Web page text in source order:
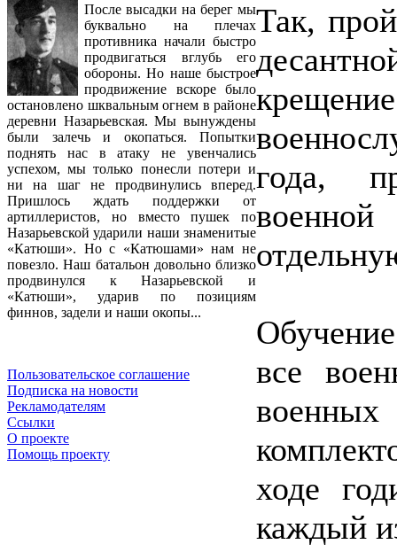
После высадки на берег мы
буквально на плечах
противника начали быстро
продвигаться вглубь его
обороны. Но наше быстрое
продвижение вскоре было
остановлено шквальным огнем в районе
деревни Назарьевская. Мы вынуждены
были залечь и окопаться. Попытки
поднять нас в атаку не увенчались
успехом, мы только понесли потери и
ни на шаг не продвинулись вперед.
Пришлось ждать поддержки от
артиллеристов, но вместо пушек по
Назарьевской ударили наши знаменитые
«Катюши». Но с «Катюшами» нам не
повезло. Наш батальон довольно близко
продвинулся к Назарьевской и
«Катюши», ударив по позициям
финнов, задели и наши окопы...
Пользовательское соглашение
Подписка на новости
Рекламодателям
Ссылки
О проекте
Помощь проекту
Так,
года,
все
ходе
каждый